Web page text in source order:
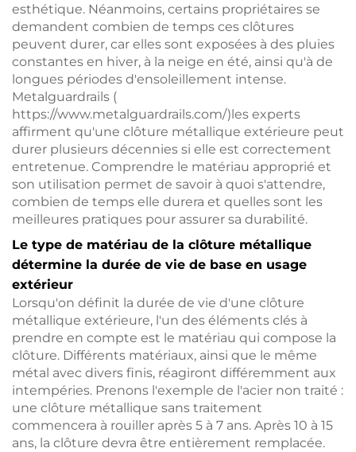
esthétique. Néanmoins, certains propriétaires se
demandent combien de temps ces clôtures
peuvent durer, car elles sont exposées à des pluies
constantes en hiver, à la neige en été, ainsi qu'à de
longues périodes d'ensoleillement intense.
Metalguardrails (
https://www.metalguardrails.com/)les experts
affirment qu'une clôture métallique extérieure peut
durer plusieurs décennies si elle est correctement
entretenue. Comprendre le matériau approprié et
son utilisation permet de savoir à quoi s'attendre,
combien de temps elle durera et quelles sont les
meilleures pratiques pour assurer sa durabilité.
Le type de matériau de la clôture métallique
détermine la durée de vie de base en usage
extérieur
Lorsqu'on définit la durée de vie d'une clôture
métallique extérieure, l'un des éléments clés à
prendre en compte est le matériau qui compose la
clôture. Différents matériaux, ainsi que le même
métal avec divers finis, réagiront différemment aux
intempéries. Prenons l'exemple de l'acier non traité :
une clôture métallique sans traitement
commencera à rouiller après 5 à 7 ans. Après 10 à 15
ans, la clôture devra être entièrement remplacée.